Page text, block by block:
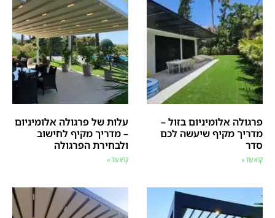
פרגולה אלומיניום בזול –
מדריך מקיף שיעשה לכם
סדר
קרא עוד »
עלות של פרגולה אלומיניום
– מדריך מקיף לחישוב
ולבחירת הפרגולה
קרא עוד »